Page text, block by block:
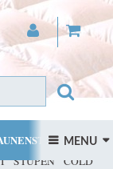
 MENU 
LUXUSNÍ
A KACHNÍHO
STUPEŇ COLD